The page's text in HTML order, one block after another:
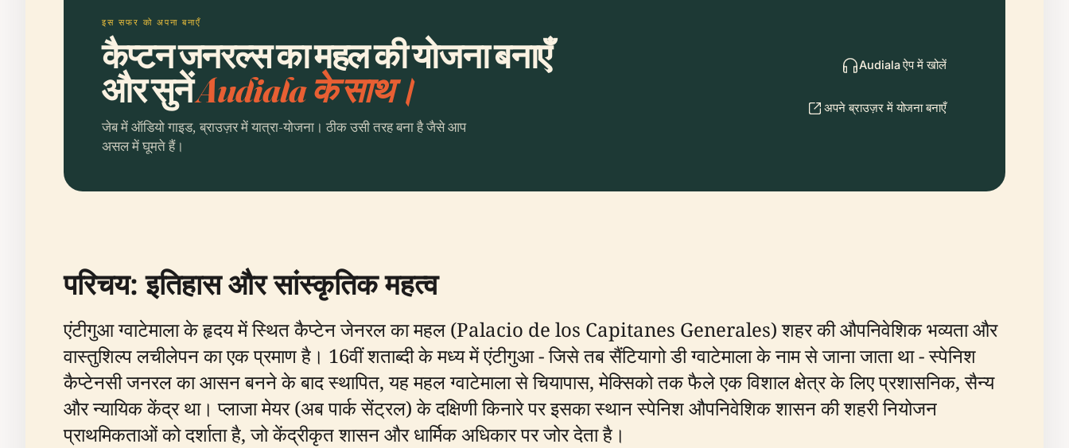
इस सफर को अपना बनाएँ
कैप्टन जनरल्स का महल की योजना बनाएँ
और सुनेंAudiala के साथ।
जेब में ऑडियो गाइड, ब्राउज़र में यात्रा-योजना। ठीक उसी तरह बना है जैसे आप
असल में घूमते हैं।
Audiala ऐप में खोलें
अपने ब्राउज़र में योजना बनाएँ
परिचय: इतिहास और सांस्कृतिक महत्व
एंटीगुआ ग्वाटेमाला के हृदय में स्थित कैप्टेन जेनरल का महल (Palacio de los Capitanes Generales) शहर की औपनिवेशिक भव्यता और
वास्तुशिल्प लचीलेपन का एक प्रमाण है। 16वीं शताब्दी के मध्य में एंटीगुआ - जिसे तब सैंटियागो डी ग्वाटेमाला के नाम से जाना जाता था - स्पेनिश
कैप्टेनसी जनरल का आसन बनने के बाद स्थापित, यह महल ग्वाटेमाला से चियापास, मेक्सिको तक फैले एक विशाल क्षेत्र के लिए प्रशासनिक, सैन्य
और न्यायिक केंद्र था। प्लाजा मेयर (अब पार्क सेंट्रल) के दक्षिणी किनारे पर इसका स्थान स्पेनिश औपनिवेशिक शासन की शहरी नियोजन
प्राथमिकताओं को दर्शाता है, जो केंद्रीकृत शासन और धार्मिक अधिकार पर जोर देता है।